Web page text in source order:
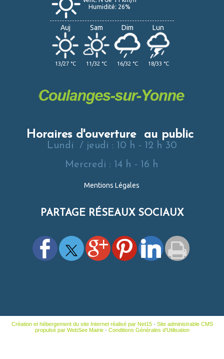
Humidité: 26%
Auj
13/27 °C
Sam
11/32 °C
Dim
16/32 °C
Lun
18/33 °C
Horaires d'ouverture au public
Lundi / jeudi : 10 h - 12 h 30
Mercredi : 14 h - 16 h
Mentions Légales
PARTAGE RÉSEAUX SOCIAUX
Création et hébergement du site Internet réalisé par Net15- Site administrable CMS
propulsé par WebSee Mairie- Conditions Générales d'Utilisation